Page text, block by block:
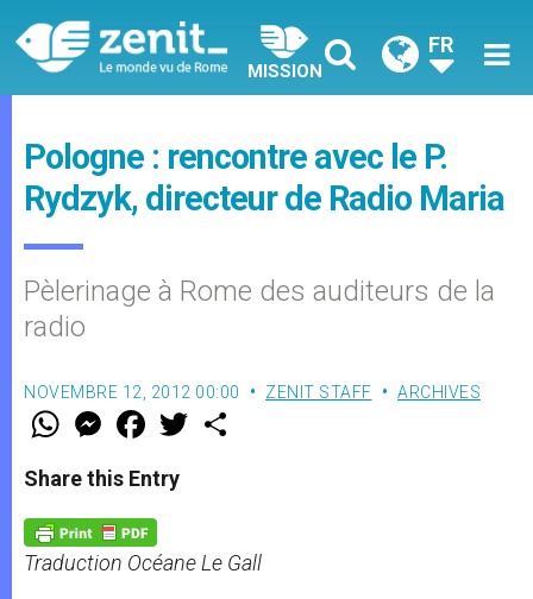
MISSION
FR
Pologne : rencontre avec le P.
Rydzyk, directeur de Radio Maria
Pèlerinage à Rome des auditeurs de la
radio
NOVEMBRE 12, 2012 00:00 ZENIT STAFF ARCHIVES
W
t
s
p
p
M
e
s
e
g
e
r
F
a
e
b
o
k
w
Share this Entry
Traduction Océane Le Gall